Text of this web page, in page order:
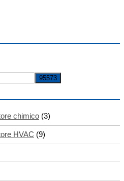
chimico (3)
HVAC (9)